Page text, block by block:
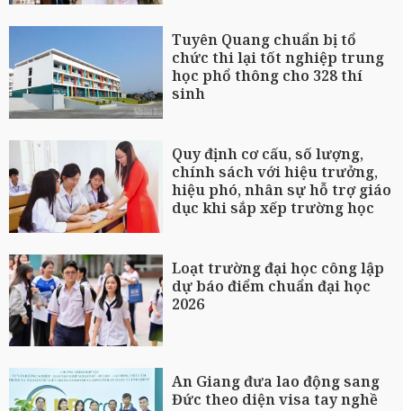
Tuyên Quang chuẩn bị tổ
chức thi lại tốt nghiệp trung
học phổ thông cho 328 thí
sinh
Quy định cơ cấu, số lượng,
chính sách với hiệu trưởng,
hiệu phó, nhân sự hỗ trợ giáo
dục khi sắp xếp trường học
Loạt trường đại học công lập
dự báo điểm chuẩn đại học
2026
An Giang đưa lao động sang
Đức theo diện visa tay nghề